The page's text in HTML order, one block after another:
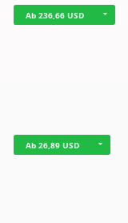
Ab 236,66 USD
Ab 26,89 USD